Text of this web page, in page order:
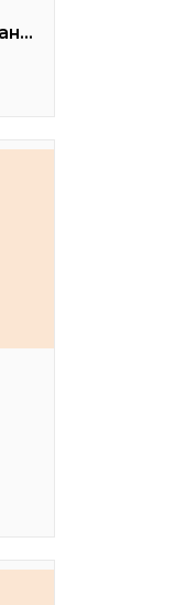
Мистецьке об’єднання "Дзига"